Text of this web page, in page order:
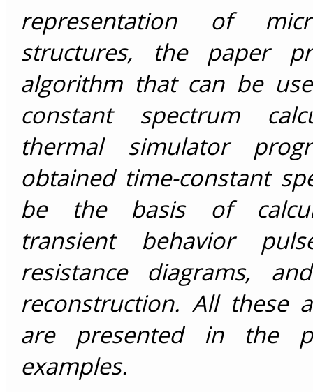
representation of
structures, the paper
algorithm that can be
constant spectrum
thermal simulator
obtained time-constant
be the basis of
transient behavior
resistance diagrams,
reconstruction. All these
are presented in the
examples.